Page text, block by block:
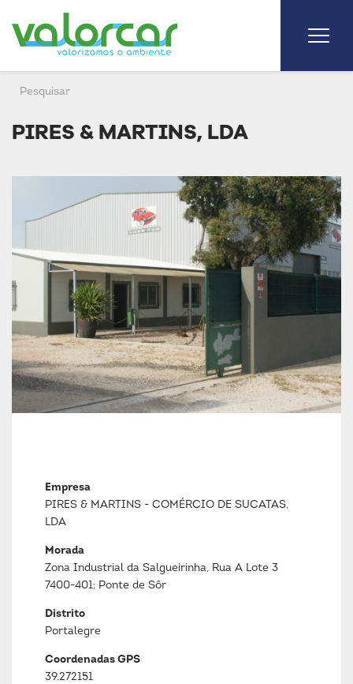
PIRES & MARTINS, LDA
Empresa
PIRES & MARTINS - COMÉRCIO DE SUCATAS,
LDA
Morada
Zona Industrial da Salgueirinha, Rua A Lote 3
7400-401; Ponte de Sôr
Distrito
Portalegre
Coordenadas GPS
39.272151